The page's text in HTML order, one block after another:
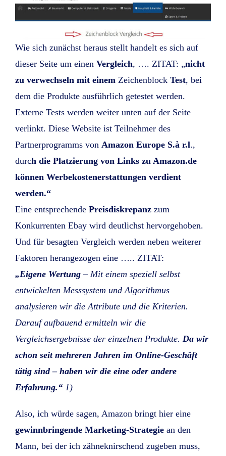
Wie sich zunächst heraus stellt handelt es sich auf
dieser Seite um einen Vergleich, …. ZITAT: „nicht
zu verwechseln mit einem Zeichenblock Test, bei
dem die Produkte ausführlich getestet werden.
Externe Tests werden weiter unten auf der Seite
verlinkt. Diese Website ist Teilnehmer des
Partnerprogramms von Amazon Europe S.à r.l.,
durch die Platzierung von Links zu Amazon.de
können Werbekostenerstattungen verdient
werden.“
Eine entsprechende Preisdiskrepanz zum
Konkurrenten Ebay wird deutlichst hervorgehoben.
Und für besagten Vergleich werden neben weiterer
Faktoren herangezogen eine ….. ZITAT:
„Eigene Wertung – Mit einem speziell selbst
entwickelten Messsystem und Algorithmus
analysieren wir die Attribute und die Kriterien.
Darauf aufbauend ermitteln wir die
Vergleichsergebnisse der einzelnen Produkte. Da wir
schon seit mehreren Jahren im Online-Geschäft
tätig sind – haben wir die eine oder andere
Erfahrung.“ 1)
Also, ich würde sagen, Amazon bringt hier eine
gewinnbringende Marketing-Strategie an den
Mann, bei der ich zähneknirschend zugeben muss,